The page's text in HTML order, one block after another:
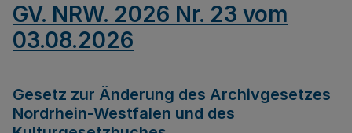
GV. NRW. 2026 Nr. 23 vom
03.08.2026
Gesetz zur Änderung des Archivgesetzes
Nordrhein-Westfalen und des